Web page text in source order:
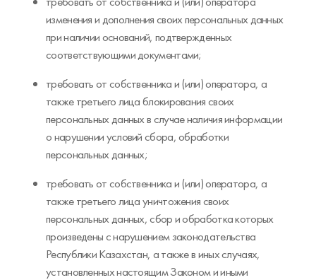
изменения и дополнения своих персональных данных
при наличии оснований, подтвержденных
соответствующими документами;
требовать от собственника и (или) оператора, а
также третьего лица блокирования своих
персональных данных в случае наличия информации
о нарушении условий сбора, обработки
персональных данных;
требовать от собственника и (или) оператора, а
также третьего лица уничтожения своих
персональных данных, сбор и обработка которых
произведены с нарушением законодательства
Республики Казахстан, а также в иных случаях,
установленных настоящим Законом и иными